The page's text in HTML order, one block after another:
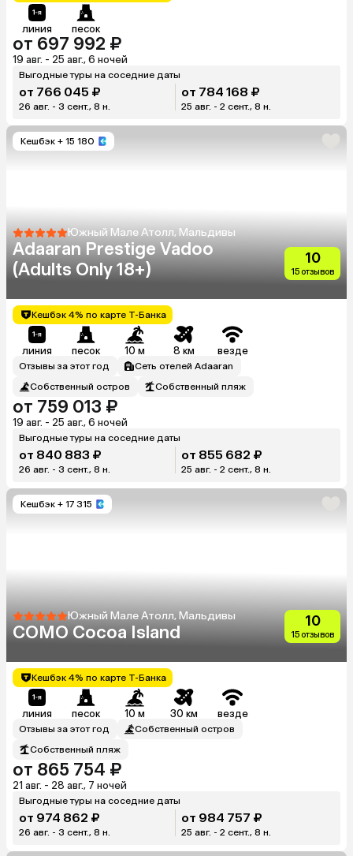
линия песок
от 697 992 ₽
19 авг. - 25 авг., 6 ночей
Выгодные туры на соседние даты
от 766 045 ₽
26 авг. - 3 сент., 8 н.
от 784 168 ₽
25 авг. - 2 сент., 8 н.
Кешбэк + 15 180
Южный Мале Атолл, Мальдивы
Adaaran Prestige Vadoo
(Adults Only 18+)
10
15 отзывов
Кешбэк 4% по карте Т-Банка
линия песок 10 м 8 км везде
Отзывы за этот год
Сеть отелей Adaaran
Собственный остров
Собственный пляж
от 759 013 ₽
19 авг. - 25 авг., 6 ночей
Выгодные туры на соседние даты
от 840 883 ₽
26 авг. - 3 сент., 8 н.
от 855 682 ₽
25 авг. - 2 сент., 8 н.
Кешбэк + 17 315
Южный Мале Атолл, Мальдивы
COMO Cocoa Island
10
15 отзывов
Кешбэк 4% по карте Т-Банка
линия песок 10 м 30 км везде
Отзывы за этот год
Собственный остров
Собственный пляж
от 865 754 ₽
21 авг. - 28 авг., 7 ночей
Выгодные туры на соседние даты
от 974 862 ₽
26 авг. - 3 сент., 8 н.
от 984 757 ₽
25 авг. - 2 сент., 8 н.